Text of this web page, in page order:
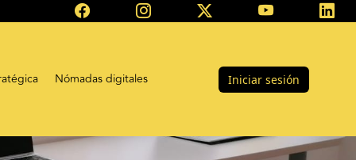
Nómadas digitales Iniciar sesión